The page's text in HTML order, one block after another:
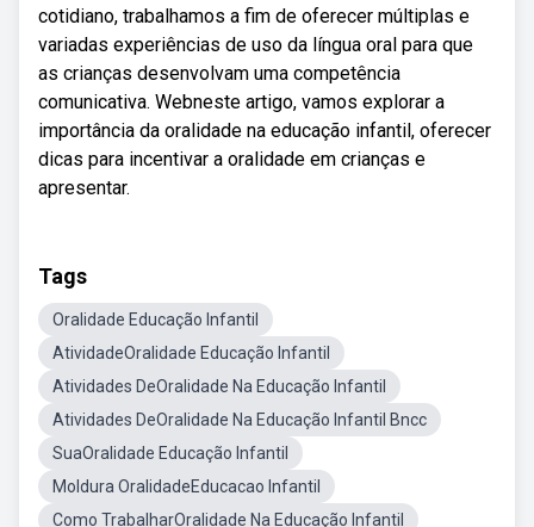
cotidiano, trabalhamos a fim de oferecer múltiplas e
variadas experiências de uso da língua oral para que
as crianças desenvolvam uma competência
comunicativa. Webneste artigo, vamos explorar a
importância da oralidade na educação infantil, oferecer
dicas para incentivar a oralidade em crianças e
apresentar.
Tags
Oralidade Educação Infantil
AtividadeOralidade Educação Infantil
Atividades DeOralidade Na Educação Infantil
Atividades DeOralidade Na Educação Infantil Bncc
SuaOralidade Educação Infantil
Moldura OralidadeEducacao Infantil
Como TrabalharOralidade Na Educação Infantil